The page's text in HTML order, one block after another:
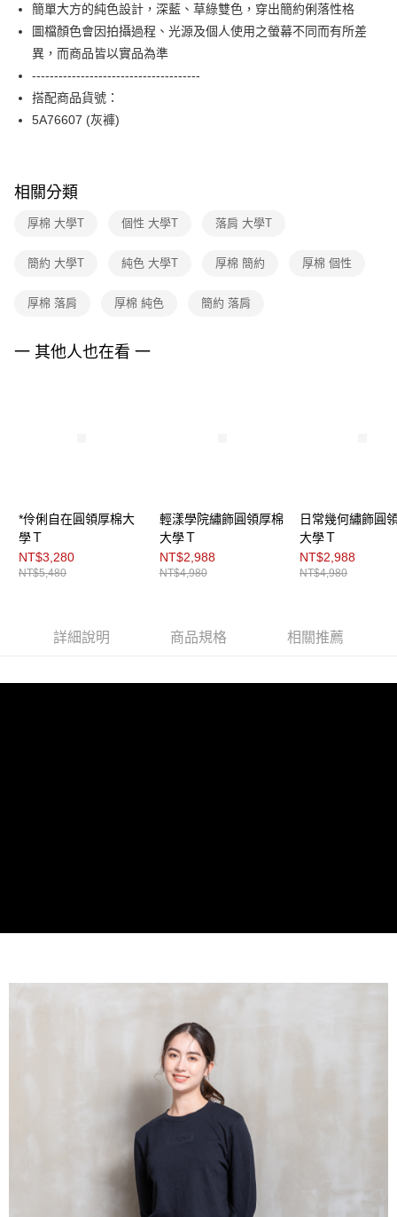
玉山商業銀行
星展（台灣）商業銀行
台新國際商業銀行
中國信託商業銀行
台灣樂天信用卡公司
【關於「AFTEE先享後付」】
AFTEE先享後付是「在收到商品之後才付款」的支付方式。 讓您購物簡單
便利好安心！
１．簡單：不需註冊會員、不需綁卡、不需儲值。
２．便利：只要手機號碼，簡訊認證，即可結帳。
【「AFTEE先享後付」結帳流程】
３．收到繳費通知簡訊後14天內，點擊此簡訊中的連結，可透過四大超商／
ATM／網路銀行／等多元方式進行付款，方視為交易完成。
※ 請注意：結帳手續完成當下不需立刻繳費，但若您需要取消訂單，請聯絡
購買商品的店家。未經商家同意取消之訂單仍視為有效，需透過AFTEE先享
※ 交易是否成功請以「AFTEE先享後付 」之結帳頁面顯示為準，若有關於
客戶支援中心」
https://netprotections.freshdesk.com/support/home
１．透過由恩沛科技股份有限公司提供之「AFTEE先享後付」服務完成之交
易，需依本服務之必要範圍內提供個人資料，並將交易相關給付款項請求債
５．嚴禁一人註冊多個帳號或使用他人資訊註冊。若發現惡意使用之情形，
恩沛科技股份有限公司將有權停止該用戶之使用額度並採取法律行動。
付款後全家FamilyMart取貨
每筆NT$90，滿NT$3,600(含以上)免運費
每筆NT$90，滿NT$3,600(含以上)免運費
離島宅配 (蘭嶼恕不配送)
免運費
簡單大方的純色設計，深藍、草綠雙色，穿出簡約俐落性格
圖檔顏色會因拍攝過程、光源及個人使用之螢幕不同而有所差
異，而商品皆以實品為準
--------------------------------------
搭配商品貨號：
5A76607 (灰褲)
相關分類
厚棉 大學T 個性 大學T 落肩 大學T
簡約 大學T 純色 大學T 厚棉 簡約 厚棉 個性
厚棉 落肩 厚棉 純色 簡約 落肩
一 其他人也在看 一
*伶俐自在圓領厚棉大
學Ｔ
NT$3,280
NT$5,480
輕漾學院繡飾圓領厚棉
大學Ｔ
NT$2,988
NT$4,980
日常幾何繡飾圓
大學Ｔ
NT$2,988
NT$4,980
詳細說明 商品規格 相關推薦